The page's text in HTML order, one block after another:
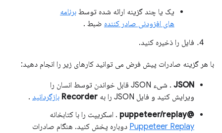
یک یا چند گزینه ارائه شده توسط برنامه
های افزودنی صادر کننده ضبط .
فایل را ذخیره کنید.
با هر گزینه صادرات پیش فرض می توانید کارهای زیر را انجام دهید:
JSON
. شیء JSON قابل خواندن توسط انسان را
ویرایش کنید و فایل JSON را به
Recorder بازگردانید .
@puppeteer/replay
. اسکریپت را با کتابخانه
Puppeteer Replay دوباره پخش کنید. هنگام صادرات